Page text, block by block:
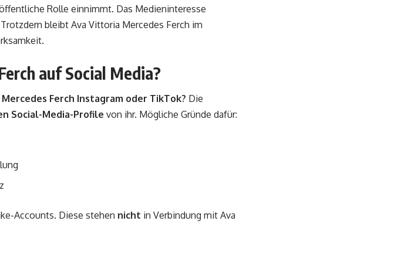
Rolle einnimmt. Das Medieninteresse
bleibt Ava Vittoria Mercedes Ferch im
auf Social Media?
Ferch Instagram oder TikTok? Die
Social-Media-Profile von ihr. Mögliche Gründe dafür:
Accounts. Diese stehen nicht in Verbindung mit Ava